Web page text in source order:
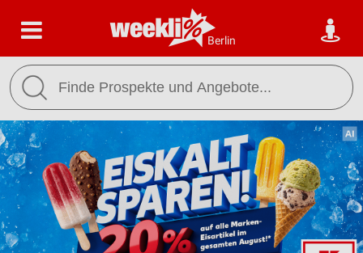
Berlin